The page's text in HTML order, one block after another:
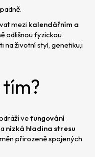
mezi kalendářním a
odlišnou fyzickou
na životní styl, genetiku,i
tím?
ve fungování
a nízká hladina stresu
přirozeně spojených